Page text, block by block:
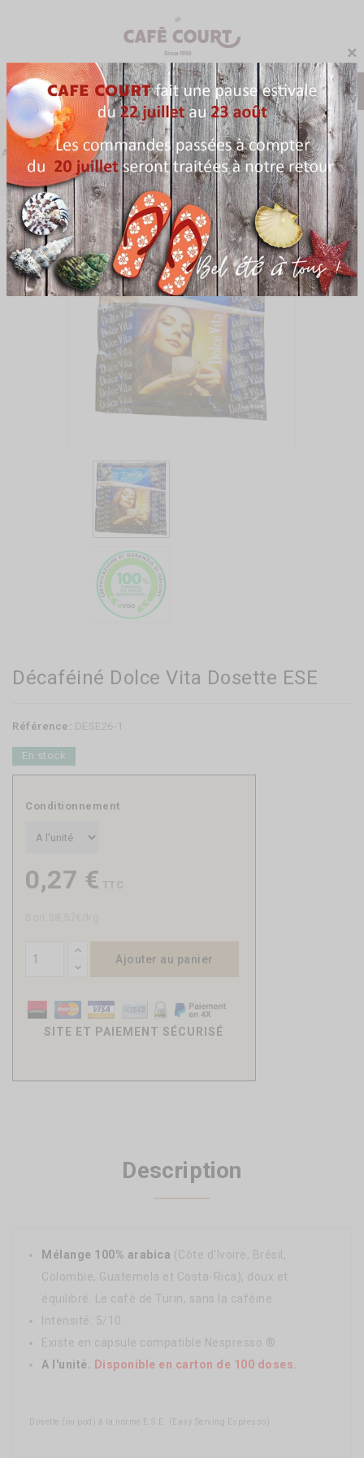
0
Menu
Accueil Café Dosettes ESE Décaféiné Dolce Vita Dosette ESE
Décaféiné Dolce Vita Dosette ESE
Référence: DESE26-1
En stock
Conditionnement
0,27 € TTC
Ajouter au panier
SITE ET PAIEMENT SÉCURISÉ
Description
Mélange 100% arabica (Côte d'Ivoire, Brésil,
Colombie, Guatemela et Costa-Rica), doux et
équilibré. Le café de Turin, sans la caféine.
Intensité: 5/10.
Existe en capsule compatible Nespresso ®.
A l'unité.
Disponible en carton de 100 doses.
Dosette (ou pod) à la norme E.S.E. (Easy Serving Espresso) .
×